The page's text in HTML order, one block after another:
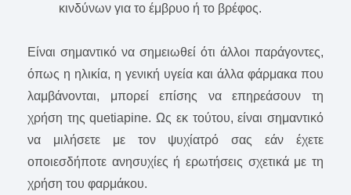
κινδύνων για το έμβρυο ή το βρέφος.
Είναι σημαντικό να σημειωθεί ότι άλλοι παράγοντες,
όπως η ηλικία, η γενική υγεία και άλλα φάρμακα που
λαμβάνονται, μπορεί επίσης να επηρεάσουν τη
χρήση της quetiapine. Ως εκ τούτου, είναι σημαντικό
να μιλήσετε με τον ψυχίατρό σας εάν έχετε
οποιεσδήποτε ανησυχίες ή ερωτήσεις σχετικά με τη
χρήση του φαρμάκου.